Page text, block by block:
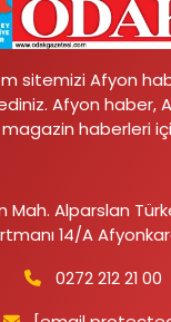
sitemizi Afyon
Afyon haber,
haberleri
Mah. Alparslan
14/A
0272 212 21 00